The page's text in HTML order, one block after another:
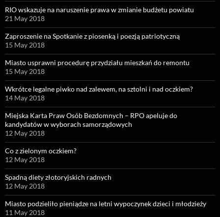
RIO wskazuje na naruszenie prawa w zmianie budżetu powiatu
21 May 2018
Zaproszenie na Spotkanie z piosenką i poezją patriotyczną
15 May 2018
Miasto usprawni procedurę przydziału mieszkań do remontu
15 May 2018
Wkrótce legalne piwko nad zalewem, na sztolni i nad oczkiem?
14 May 2018
Miejska Karta Praw Osób Bezdomnych – RPO apeluje do
kandydatów w wyborach samorządowych
12 May 2018
Co z zielonym oczkiem?
12 May 2018
Spadną diety złotoryjskich radnych
12 May 2018
Miasto podzieliło pieniądze na letni wypoczynek dzieci i młodzieży
11 May 2018